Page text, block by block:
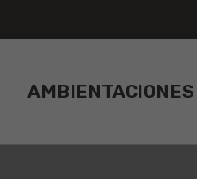
AMBIENTACIONES